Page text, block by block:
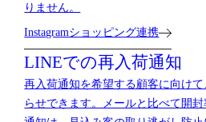
りません。
Instagramショッピング連携
LINEでの再入荷通知
再入荷通知を希望する顧客に向け
らせできます。メールと比べて開